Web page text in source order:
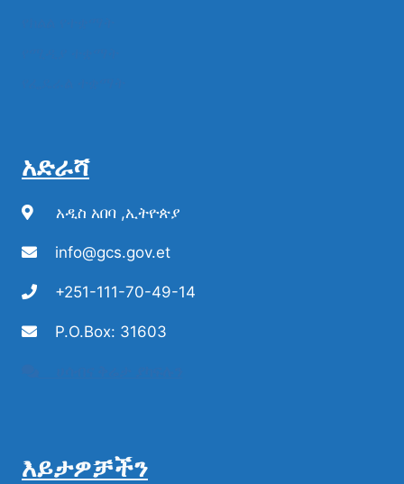
አድራሻ
አዲስ አበባ ,ኢትዮጵያ
info@gcs.gov.et
+251-111-70-49-14
P.O.Box: 31603
እይታዎቻችን